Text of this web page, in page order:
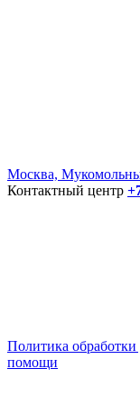
Москва,
Контактный центр
Политика
помощи